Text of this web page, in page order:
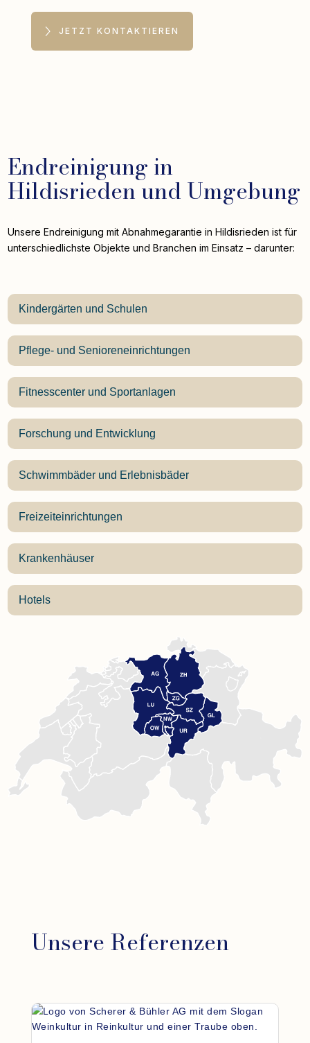
JETZT KONTAKTIEREN
Endreinigung in
Hildisrieden und Umgebung
Unsere Endreinigung mit Abnahmegarantie in Hildisrieden ist für
unterschiedlichste Objekte und Branchen im Einsatz – darunter:
Kindergärten und Schulen
Pflege- und Senioreneinrichtungen
Fitnesscenter und Sportanlagen
Forschung und Entwicklung
Schwimmbäder und Erlebnisbäder
Freizeiteinrichtungen
Krankenhäuser
Hotels
Unsere Referenzen